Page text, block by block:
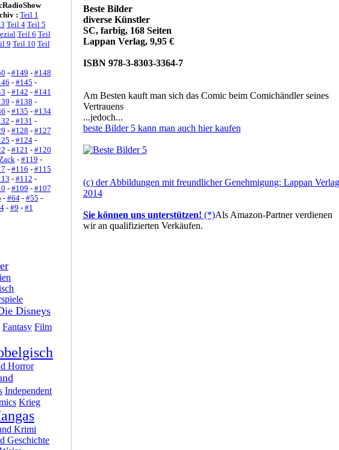
: Teil 1
Teil 4 Teil 5
Teil 6 Teil
9 Teil 10 Teil
- #149 - #148
- #145 -
- #142 - #141
- #138 -
- #135 - #134
- #131 -
- #128 - #127
- #124-
- #121 - #120
- #119 -
- #116 - #115
- #112 -
- #109 - #107
- #64- #55 -
- #9 - #1
Disneys
Fantasy Film
Horror
Independent
Krieg
Krimi
Geschichte
Beste Bilder
diverse Künstler
SC, farbig, 168 Seiten
Lappan Verlag, 9,95 €
ISBN 978-3-8303-3364-7
Am Besten kauft man sich das Comic beim Comichändler seines
Vertrauens
...jedoch...
beste Bilder 5 kann man auch hier kaufen
(c) der Abbildungen mit freundlicher Genehmigung: Lappan Verlag
2014
Sie können uns unterstützen! (*)Als Amazon-Partner verdienen
wir an qualifizierten Verkäufen.